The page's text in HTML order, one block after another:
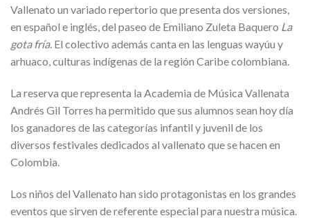
Vallenato un variado repertorio que presenta dos versiones,
en español e inglés, del paseo de Emiliano Zuleta Baquero La
gota fría. El colectivo además canta en las lenguas wayúu y
arhuaco, culturas indígenas de la región Caribe colombiana.
La reserva que representa la Academia de Música Vallenata
Andrés Gil Torres ha permitido que sus alumnos sean hoy día
los ganadores de las categorías infantil y juvenil de los
diversos festivales dedicados al vallenato que se hacen en
Colombia.
Los niños del Vallenato han sido protagonistas en los grandes
eventos que sirven de referente especial para nuestra música.